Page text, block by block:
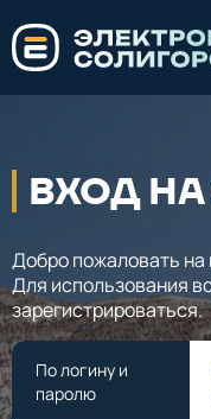
ВХОД
Добро пожаловать на
Для использования
зарегистрироваться.
По логину и
паролю